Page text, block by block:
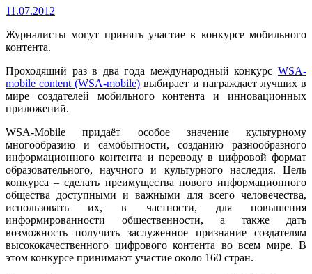
11.07.2012
Журналисты могут принять участие в конкурсе мобильного
контента.
Проходящий раз в два года международный конкурс WSA-
mobile content (WSA-mobile) выбирает и награждает лучших в
мире создателей мобильного контента и инновационных
приложений.
WSA-Mobile придаёт особое значение культурному
многообразию и самобытности, созданию разнообразного
информационного контента и переводу в цифровой формат
образовательного, научного и культурного наследия. Цель
конкурса – сделать преимущества нового информационного
общества доступными и важными для всего человечества,
использовать их, в частности, для повышения
информированности общественности, а также дать
возможность получить заслуженное признание создателям
высококачественного цифрового контента во всем мире. В
этом конкурсе принимают участие около 160 стран.